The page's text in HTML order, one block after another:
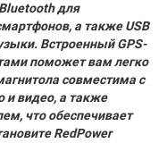
для
а также USB
Встроенный GPS-
поможет вам легко
совместима с
видео, а также
что обеспечивает
RedPower